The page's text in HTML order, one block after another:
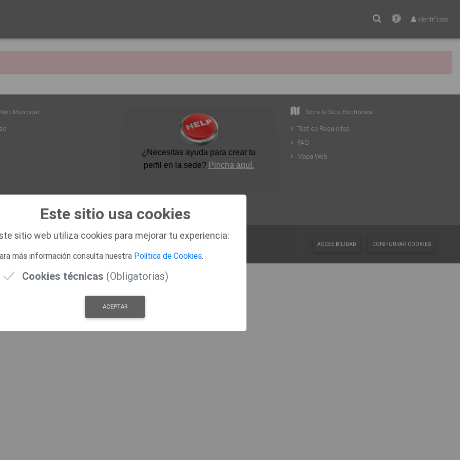
BuscarAccesibilidad
Identifícate
Municipal
¿Necesitas ayuda para crear tu
perfil en la sede? Pincha aquí.
Sobre la Sede Electrónica
Test de Requisitos
FAQ
Mapa Web
ACCESIBILIDAD CONFIGURAR COOKIES
Este sitio usa cookies
sitio web utiliza cookies para mejorar tu experiencia:
más información consulta nuestra Política de Cookies.
Cookies técnicas (Obligatorias)
ACEPTAR